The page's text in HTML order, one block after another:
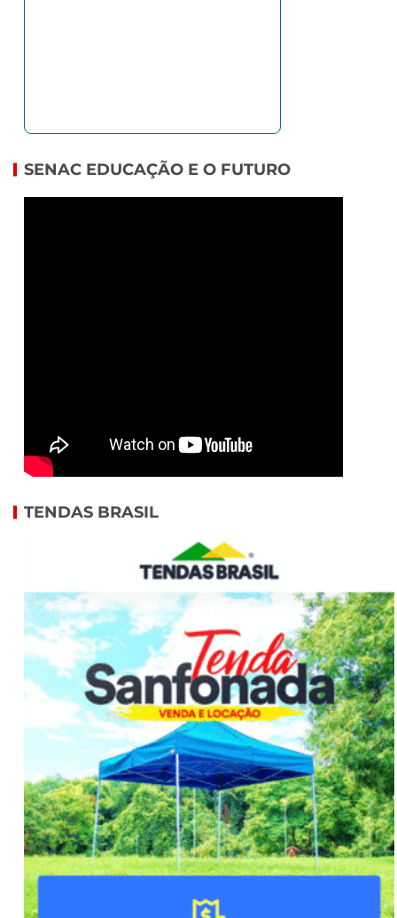
SENAC EDUCAÇÃO E O FUTURO
TENDAS BRASIL